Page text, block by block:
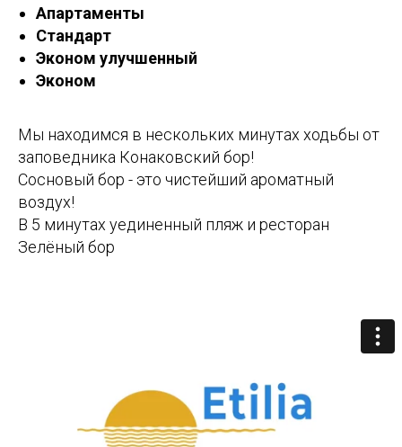
Апартаменты
Стандарт
Эконом улучшенный
Эконом
Мы находимся в нескольких минутах ходьбы от
заповедника Конаковский бор!
Сосновый бор - это чистейший ароматный
воздух!
В 5 минутах уединенный пляж и ресторан
Зелёный бор